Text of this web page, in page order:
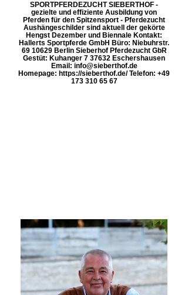
SPORTPFERDEZUCHT SIEBERTHOF -
gezielte und effiziente Ausbildung von
Pferden für den Spitzensport - Pferdezucht
Aushängeschilder sind aktuell der gekörte
Hengst Dezember und Biennale Kontakt:
Hallerts Sportpferde GmbH Büro: Niebuhrstr.
69 10629 Berlin Sieberhof Pferdezucht GbR
Gestüt: Kuhanger 7 37632 Eschershausen
Email: info@sieberthof.de
Homepage: https://sieberthof.de/ Telefon: +49
173 310 65 67